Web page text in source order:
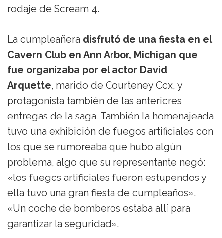
rodaje de Scream 4.
La cumpleañera disfrutó de una fiesta en el
Cavern Club en Ann Arbor, Michigan que
fue organizaba por el actor David
Arquette, marido de Courteney Cox, y
protagonista también de las anteriores
entregas de la saga. También la homenajeada
tuvo una exhibición de fuegos artificiales con
los que se rumoreaba que hubo algún
problema, algo que su representante negó:
«los fuegos artificiales fueron estupendos y
ella tuvo una gran fiesta de cumpleaños».
«Un coche de bomberos estaba allí para
garantizar la seguridad».